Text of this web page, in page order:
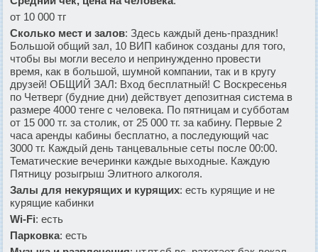
от 10 000 тг
Сколько мест и залов: Здесь каждый день-праздник!
Большой общий зал, 10 ВИП кабинок созданы для того,
чтобы вы могли весело и непринужденно провести
время, как в большой, шумной компании, так и в кругу
друзей! ОБЩИЙ ЗАЛ: Вход бесплатный! С Воскресенья
по Четверг (будние дни) действует депозитная система в
размере 4000 тенге с человека. По пятницам и субботам
от 15 000 тг. за столик, от 25 000 тг. за кабину. Первые 2
часа аренды кабины бесплатно, а последующий час
3000 тг. Каждый день танцевальные сеты после 00:00.
Тематические вечеринки каждые выходные. Каждую
Пятницу розыгрыш Элитного алкоголя.
Залы для некурящих и курящих: есть курящие и не
курящие кабинки
Wi-Fi: есть
Парковка: есть